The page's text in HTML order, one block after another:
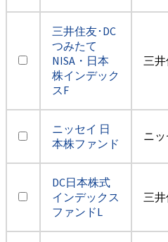
三井住友･DC
つみたて
NISA・日本
株インデック
スF
三井
ニッセイ 日
本株ファンド
ニッ
DC日本株式
インデックス
ファンドL
三井